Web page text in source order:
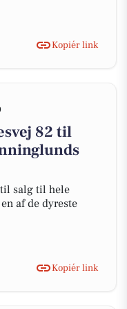
Kopiér link
82 til
salg til hele
af de dyreste
Kopiér link